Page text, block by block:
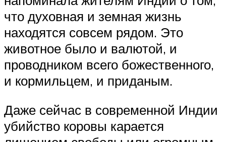
что духовная и земная жизнь
находятся совсем рядом. Это
животное было и валютой, и
проводником всего божественного,
и кормильцем, и приданым.
Даже сейчас в современной Индии
убийство коровы карается